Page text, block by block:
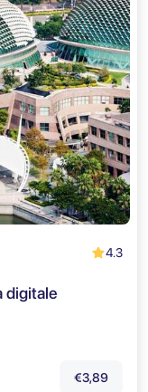
4.3
digitale
€3,89